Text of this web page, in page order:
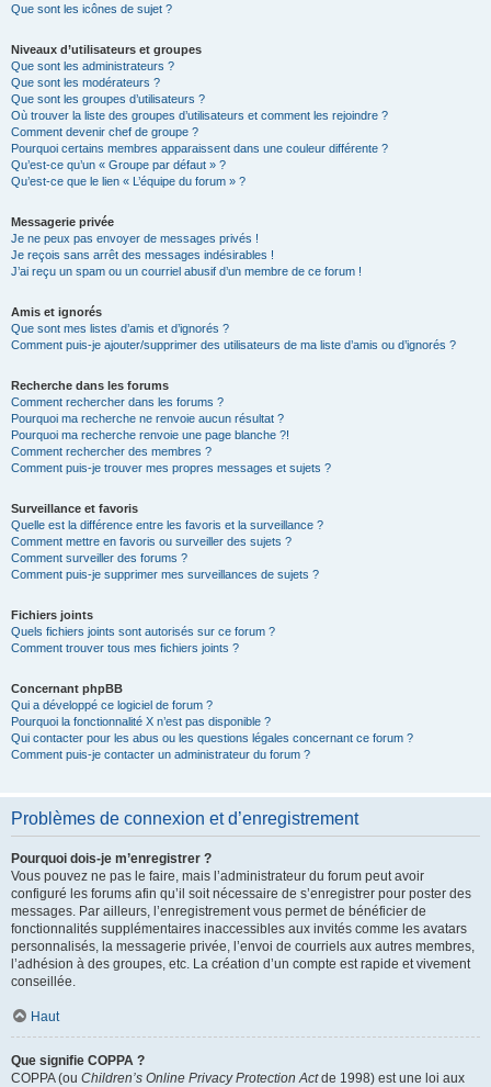
Que sont les icônes de sujet ?
Niveaux d’utilisateurs et groupes
Que sont les administrateurs ?
Que sont les modérateurs ?
Que sont les groupes d’utilisateurs ?
Où trouver la liste des groupes d’utilisateurs et comment les rejoindre ?
Comment devenir chef de groupe ?
Pourquoi certains membres apparaissent dans une couleur différente ?
Qu’est-ce qu’un « Groupe par défaut » ?
Qu’est-ce que le lien « L’équipe du forum » ?
Messagerie privée
Je ne peux pas envoyer de messages privés !
Je reçois sans arrêt des messages indésirables !
J’ai reçu un spam ou un courriel abusif d’un membre de ce forum !
Amis et ignorés
Que sont mes listes d’amis et d’ignorés ?
Comment puis-je ajouter/supprimer des utilisateurs de ma liste d’amis ou d’ignorés ?
Recherche dans les forums
Comment rechercher dans les forums ?
Pourquoi ma recherche ne renvoie aucun résultat ?
Pourquoi ma recherche renvoie une page blanche ?!
Comment rechercher des membres ?
Comment puis-je trouver mes propres messages et sujets ?
Surveillance et favoris
Quelle est la différence entre les favoris et la surveillance ?
Comment mettre en favoris ou surveiller des sujets ?
Comment surveiller des forums ?
Comment puis-je supprimer mes surveillances de sujets ?
Fichiers joints
Quels fichiers joints sont autorisés sur ce forum ?
Comment trouver tous mes fichiers joints ?
Concernant phpBB
Qui a développé ce logiciel de forum ?
Pourquoi la fonctionnalité X n’est pas disponible ?
Qui contacter pour les abus ou les questions légales concernant ce forum ?
Comment puis-je contacter un administrateur du forum ?
Problèmes de connexion et d’enregistrement
Pourquoi dois-je m’enregistrer ?
Vous pouvez ne pas le faire, mais l’administrateur du forum peut avoir
configuré les forums afin qu’il soit nécessaire de s’enregistrer pour poster des
messages. Par ailleurs, l’enregistrement vous permet de bénéficier de
fonctionnalités supplémentaires inaccessibles aux invités comme les avatars
personnalisés, la messagerie privée, l’envoi de courriels aux autres membres,
l’adhésion à des groupes, etc. La création d’un compte est rapide et vivement
conseillée.
Haut
Que signifie COPPA ?
COPPA (ou Children’s Online Privacy Protection Actde 1998) est une loi aux